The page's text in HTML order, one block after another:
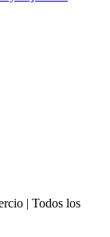
| Todos los